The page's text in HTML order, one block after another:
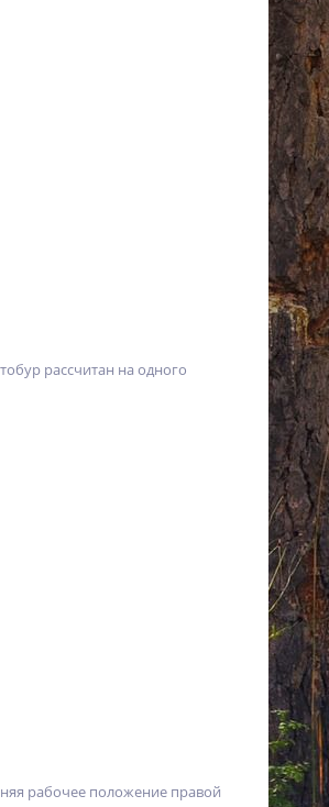
рассчитан на одного
рабочее положение правой